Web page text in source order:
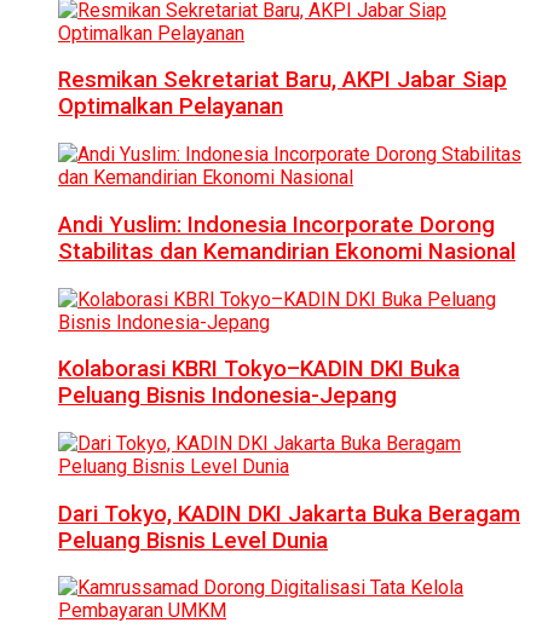
Resmikan Sekretariat Baru, AKPI Jabar Siap
Optimalkan Pelayanan
Andi Yuslim: Indonesia Incorporate Dorong
Stabilitas dan Kemandirian Ekonomi Nasional
Kolaborasi KBRI Tokyo–KADIN DKI Buka
Peluang Bisnis Indonesia-Jepang
Dari Tokyo, KADIN DKI Jakarta Buka Beragam
Peluang Bisnis Level Dunia